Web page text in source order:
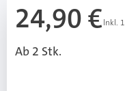
24,90 €Inkl.
Ab 2 Stk.